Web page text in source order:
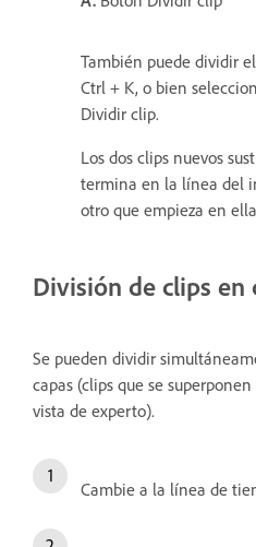
También puede dividir
Ctrl + K, o bien
Dividir clip.
Los dos clips nuevos
termina en la línea del
otro que empieza en
División de clips en
Se pueden dividir
capas (clips que se
vista de experto).
Cambie a la línea de